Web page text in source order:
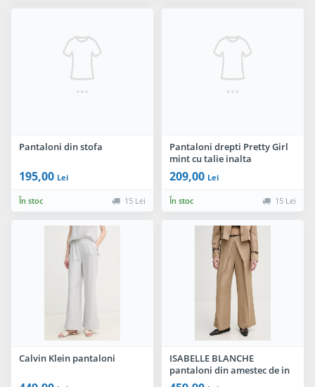
Pantaloni din stofa
195,00 Lei
În stoc 15 Lei
Pantaloni drepti Pretty Girl
mint cu talie inalta
209,00 Lei
În stoc 15 Lei
Calvin Klein pantaloni
ISABELLE BLANCHE
pantaloni din amestec de in